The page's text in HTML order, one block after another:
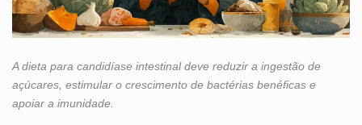
A dieta para candidíase intestinal deve reduzir a ingestão de
açúcares, estimular o crescimento de bactérias benéficas e
apoiar a imunidade.